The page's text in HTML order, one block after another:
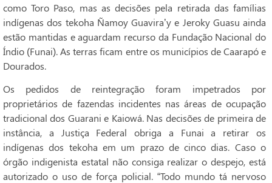
como Toro Paso, mas as decisões pela retirada das famílias
indígenas dos tekoha Ñamoy Guavira’y e Jeroky Guasu ainda
estão mantidas e aguardam recurso da Fundação Nacional do
Índio (Funai). As terras ficam entre os municípios de Caarapó e
Dourados.
Os pedidos de reintegração foram impetrados por
proprietários de fazendas incidentes nas áreas de ocupação
tradicional dos Guarani e Kaiowá. Nas decisões de primeira de
instância, a Justiça Federal obriga a Funai a retirar os
indígenas dos tekoha em um prazo de cinco dias. Caso o
órgão indigenista estatal não consiga realizar o despejo, está
autorizado o uso de força policial. “Todo mundo tá nervoso